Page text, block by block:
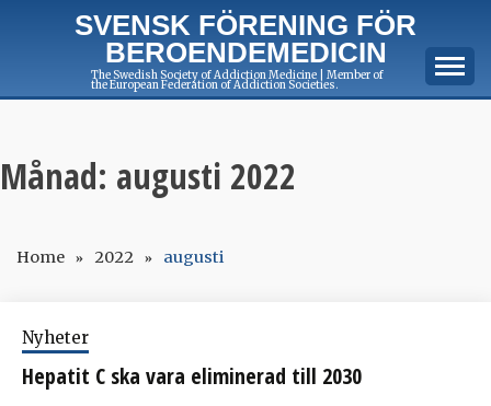
SVENSK FÖRENING FÖR
BEROENDEMEDICIN
The Swedish Society of Addiction Medicine | Member of
the European Federation of Addiction Societies.
Månad: augusti 2022
Home 2022 augusti
Nyheter
Hepatit C ska vara eliminerad till 2030